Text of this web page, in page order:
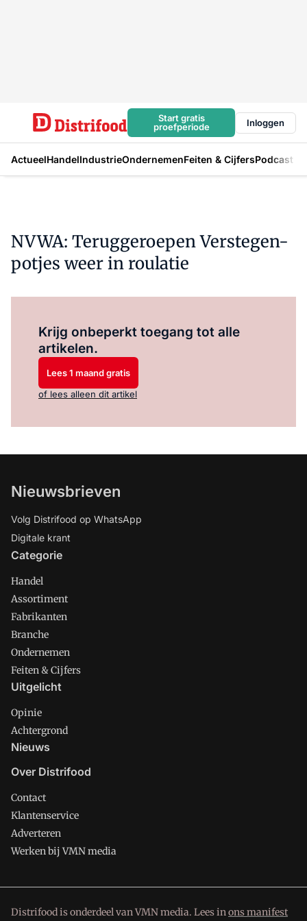
Start gratis
proefperiode
Inloggen
ActueelHandelIndustrieOndernemenFeiten & CijfersPodcast
NVWA: Teruggeroepen Verstegen-
potjes weer in roulatie
Krijg onbeperkt toegang tot alle
artikelen.
Lees 1 maand gratis
of lees alleen dit artikel
Nieuwsbrieven
Volg Distrifood op WhatsApp
Digitale krant
Categorie
Handel
Assortiment
Fabrikanten
Branche
Ondernemen
Feiten & Cijfers
Uitgelicht
Opinie
Achtergrond
Nieuws
Over Distrifood
Contact
Klantenservice
Adverteren
Werken bij VMN media
Distrifood is onderdeel van VMN media. Lees inons manifest